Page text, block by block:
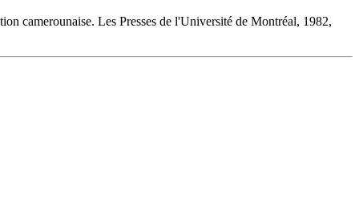
camerounaise. Les Presses de l'Université de Montréal, 1982,